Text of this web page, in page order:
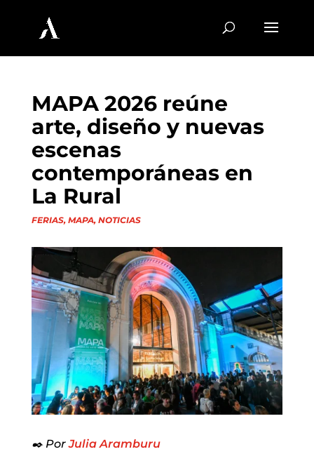
MAPA 2026 reúne
arte, diseño y nuevas
escenas
contemporáneas en
La Rural
FERIAS, MAPA, NOTICIAS
✒️ PorJulia Aramburu